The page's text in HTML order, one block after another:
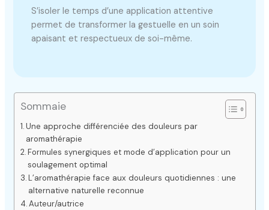
S’isoler le temps d’une application attentive
permet de transformer la gestuelle en un soin
apaisant et respectueux de soi-même.
Sommaie
Une approche différenciée des douleurs par
aromathérapie
Formules synergiques et mode d’application pour un
soulagement optimal
L’aromathérapie face aux douleurs quotidiennes : une
alternative naturelle reconnue
Auteur/autrice